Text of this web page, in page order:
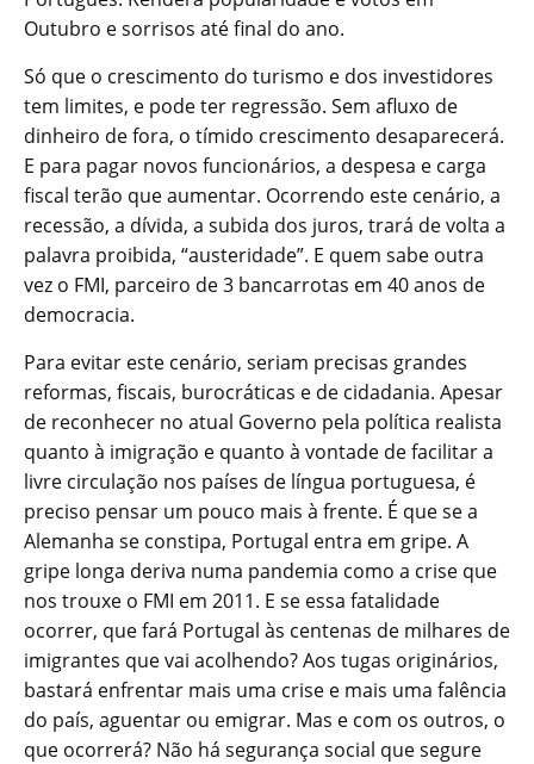
Outubro e sorrisos até final do ano.
Só que o crescimento do turismo e dos investidores
tem limites, e pode ter regressão. Sem afluxo de
dinheiro de fora, o tímido crescimento desaparecerá.
E para pagar novos funcionários, a despesa e carga
fiscal terão que aumentar. Ocorrendo este cenário, a
recessão, a dívida, a subida dos juros, trará de volta a
palavra proibida, “austeridade”. E quem sabe outra
vez o FMI, parceiro de 3 bancarrotas em 40 anos de
democracia.
Para evitar este cenário, seriam precisas grandes
reformas, fiscais, burocráticas e de cidadania. Apesar
de reconhecer no atual Governo pela política realista
quanto à imigração e quanto à vontade de facilitar a
livre circulação nos países de língua portuguesa, é
preciso pensar um pouco mais à frente. É que se a
Alemanha se constipa, Portugal entra em gripe. A
gripe longa deriva numa pandemia como a crise que
nos trouxe o FMI em 2011. E se essa fatalidade
ocorrer, que fará Portugal às centenas de milhares de
imigrantes que vai acolhendo? Aos tugas originários,
bastará enfrentar mais uma crise e mais uma falência
do país, aguentar ou emigrar. Mas e com os outros, o
que ocorrerá? Não há segurança social que segure